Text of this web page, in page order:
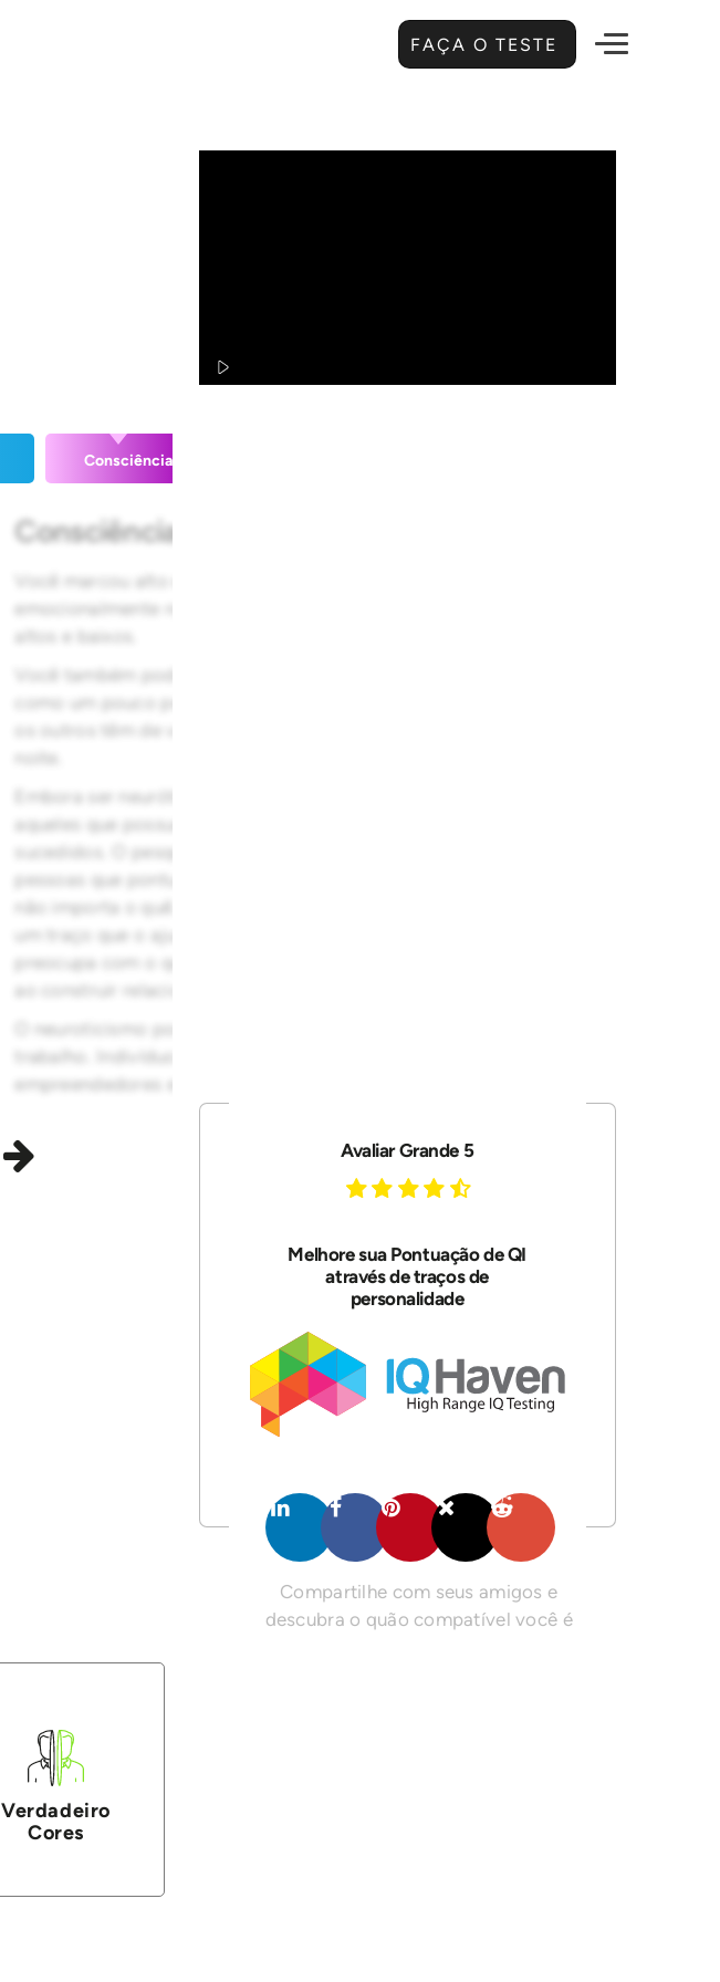
FAÇA O TESTE
Consciência
Consciência Neuroticismo – Alto
Você marcou alto em neuroticismo. Outros podem descrevê-lo como
emocionalmente reativo – emocionalmente, você experimenta extremos de
altos e baixos.
Você também pode ser muito ansioso às vezes, e outros podem descrevê-lo
como um pouco pessimista. Você tende a se preocupar com a percepção que
os outros têm de você. Seus pensamentos muitas vezes o mantêm acordado à
noite.
Embora ser neurótico possa parecer algo ruim, pesquisas descobriram que
aqueles que possuem alta pontuação nesse traço geralmente são muito bem-
sucedidos. O pesquisador Daniel Nettle descobriu recentemente que as
pessoas que pontuam alto em neuroticismo são extremamente trabalhadoras,
não importa o quê. Você tende a pensar nos desafios futuros que podem surgir,
um traço que o ajuda a lidar com desafios que aparecem. Como você se
preocupa com o que os outros pensam de você, consegue fazer o seu melhor
ao construir relacionamentos com seu supervisor e colegas de trabalho.
O neuroticismo pode ser uma característica que o ajuda a se destacar no
trabalho. Indivíduos neuróticos geralmente se saem bem em carreiras como
empreendedores e em carreiras pelas quais são verdadeiramente apaixonados.
Avaliar Grande 5
Melhore sua Pontuação de QI
através de traços de
personalidade
Compartilhe com seus amigos e
descubra o quão compatível você é
Verdadeiro
Cores